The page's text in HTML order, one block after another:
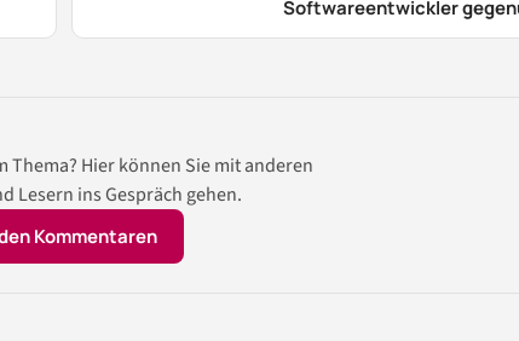
Softwareentwickler
Thema? Hier können Sie mit anderen
Lesern ins Gespräch gehen.
Kommentaren